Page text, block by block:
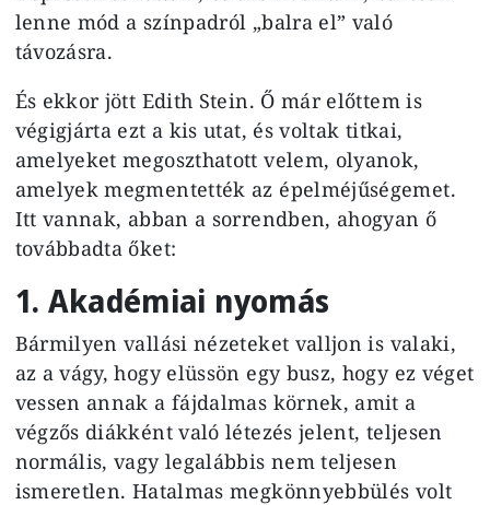
lenne mód a színpadról „balra el” való
távozásra.
És ekkor jött Edith Stein. Ő már előttem is
végigjárta ezt a kis utat, és voltak titkai,
amelyeket megoszthatott velem, olyanok,
amelyek megmentették az épelméjűségemet.
Itt vannak, abban a sorrendben, ahogyan ő
továbbadta őket:
1. Akadémiai nyomás
Bármilyen vallási nézeteket valljon is valaki,
az a vágy, hogy elüssön egy busz, hogy ez véget
vessen annak a fájdalmas körnek, amit a
végzős diákként való létezés jelent, teljesen
normális, vagy legalábbis nem teljesen
ismeretlen. Hatalmas megkönnyebbülés volt